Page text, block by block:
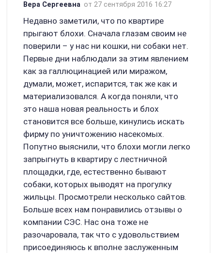
Вера Сергеевна от 27 сентября 2016 16:27
Недавно заметили, что по квартире
прыгают блохи. Сначала глазам своим не
поверили – у нас ни кошки, ни собаки нет.
Первые дни наблюдали за этим явлением
как за галлюцинацией или миражом,
думали, может, испарится, так же как и
материализовался. А когда поняли, что
это наша новая реальность и блох
становится все больше, кинулись искать
фирму по уничтожению насекомых.
Попутно выяснили, что блохи могли легко
запрыгнуть в квартиру с лестничной
площадки, где, естественно бывают
собаки, которых выводят на прогулку
жильцы. Просмотрели несколько сайтов.
Больше всех нам понравились отзывы о
компании СЭС. Нас она тоже не
разочаровала, так что с удовольствием
присоединяюсь к вполне заслуженным